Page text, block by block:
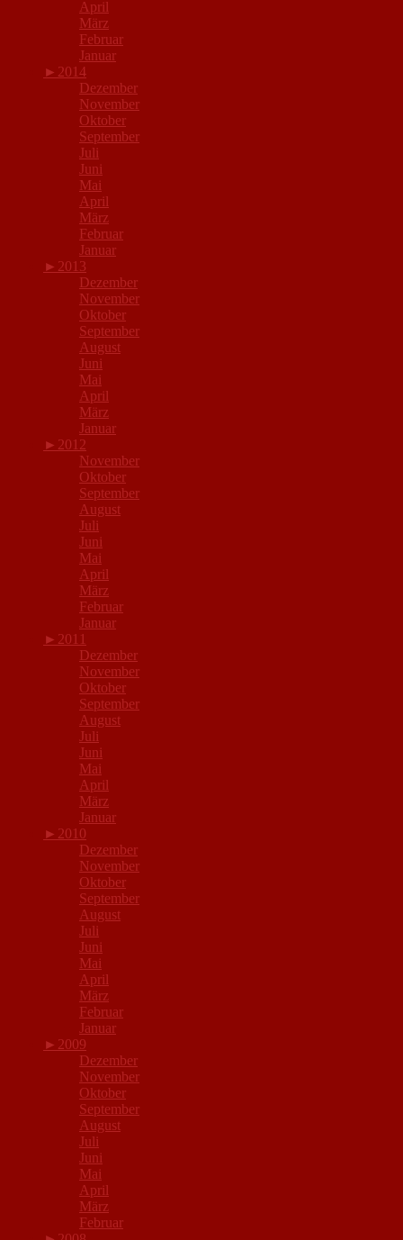
April
März
Februar
Januar
► 2014
Dezember
November
Oktober
September
Juli
Juni
Mai
April
März
Februar
Januar
► 2013
Dezember
November
Oktober
September
August
Juni
Mai
April
März
Januar
► 2012
November
Oktober
September
August
Juli
Juni
Mai
April
März
Februar
Januar
► 2011
Dezember
November
Oktober
September
August
Juli
Juni
Mai
April
März
Januar
► 2010
Dezember
November
Oktober
September
August
Juli
Juni
Mai
April
März
Februar
Januar
► 2009
Dezember
November
Oktober
September
August
Juli
Juni
Mai
April
März
Februar